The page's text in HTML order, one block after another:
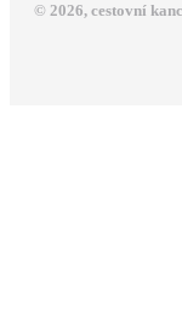
© 2026, cestovní